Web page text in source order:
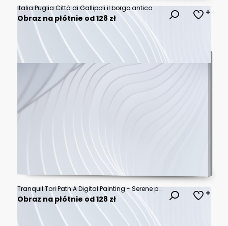
Italia Puglia Città di Gallipoli il borgo antico
Obraz na płótnie od 128 zł
Tranquil Tori Path A Digital Painting - Serene path, ancient gate, misty forest, spiritual journey, peaceful nature.
Obraz na płótnie od 128 zł